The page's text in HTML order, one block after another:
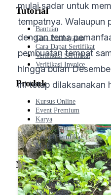
mulai sadar untuk
tempatnya. Walaupun
dengan tema
pembuatan tempat
hingga bulan
ini tetap dilaksanakan
Tutorial
Bantuan
Cara Pembayaran
Cara Dapat Sertifikat
Verifikasi Sertifikat
Verifikasi Invoice
Produk
Kursus Online
Event Premium
Karya
Loker Guru
Semua Sertifikat
Modul Ajar
Mitra
Kolaborasi CSR
Jadi Kreator